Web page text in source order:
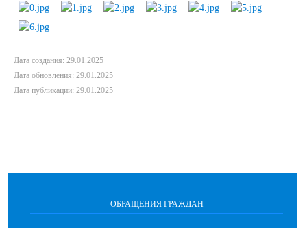
Дата создания: 29.01.2025
Дата обновления: 29.01.2025
Дата публикации: 29.01.2025
ОБРАЩЕНИЯ ГРАЖДАН